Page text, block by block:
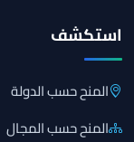
استكشف
المنح حسب الدولة
المنح حسب المجال